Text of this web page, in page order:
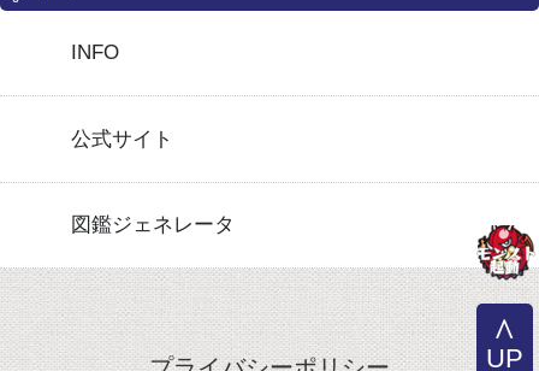
INFO
公式サイト
図鑑ジェネレータ
UP